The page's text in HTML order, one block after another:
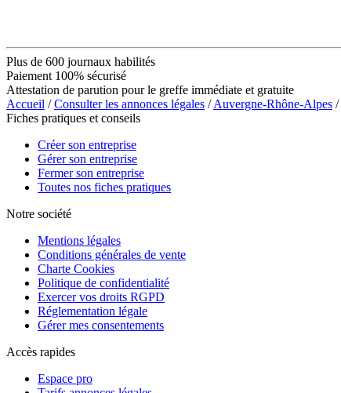
Plus de 600 journaux habilités
Paiement 100% sécurisé
Attestation de parution pour le greffe immédiate et gratuite
Accueil /Consulter les annonces légales /Auvergne-Rhône-Alpes /
Fiches pratiques et conseils
Créer son entreprise
Gérer son entreprise
Fermer son entreprise
Toutes nos fiches pratiques
Notre société
Mentions légales
Conditions générales de vente
Charte Cookies
Politique de confidentialité
Exercer vos droits RGPD
Réglementation légale
Gérer mes consentements
Accès rapides
Espace pro